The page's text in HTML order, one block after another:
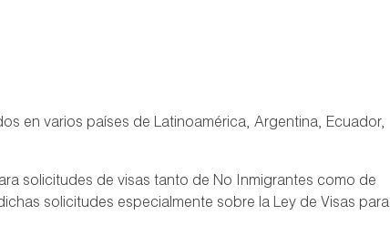
en varios países de Latinoamérica, Argentina, Ecuador,
solicitudes de visas tanto de No Inmigrantes como de
solicitudes especialmente sobre la Ley de Visas para